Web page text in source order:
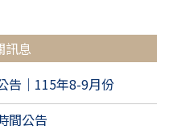
訊息
告｜115年8-9月份
間公告